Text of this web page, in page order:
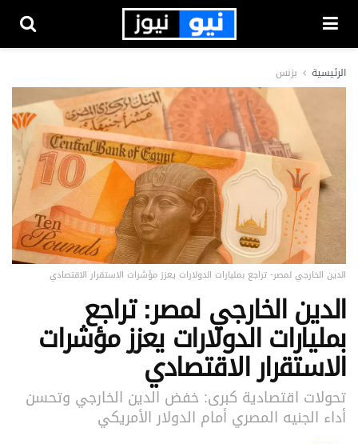
الرئيسية بزنس
الدين الخارجي لمصر- تراجع بمليارات الدولارات يعزز مؤشرات الاستقرار الاقتصادي
الدين الخارجي لمصر: تراجع
بمليارات الدولارات يعزز مؤشرات
الاستقرار الاقتصادي
تحولات اقتصادية كبرى: خفض الدين الخارجي وتحسن
أداء الجنيه المصري أمام الدولار الأمريكي